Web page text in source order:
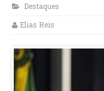
Destaques
Elias Reis